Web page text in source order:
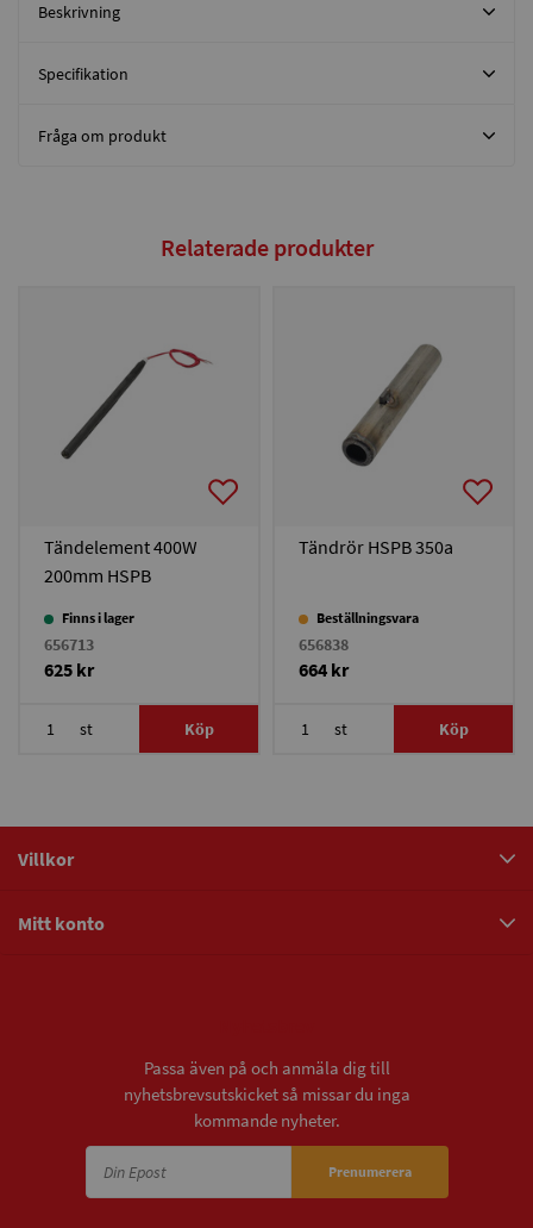
Beskrivning
Specifikation
Fråga om produkt
Relaterade produkter
Tändelement 400W
200mm HSPB
Finns i lager
656713
625 kr
st Köp
Tändrör HSPB 350a
Beställningsvara
656838
664 kr
st Köp
Villkor
Mitt konto
Passa även på och anmäla dig till
nyhetsbrevsutskicket så missar du inga
kommande nyheter.
Prenumerera